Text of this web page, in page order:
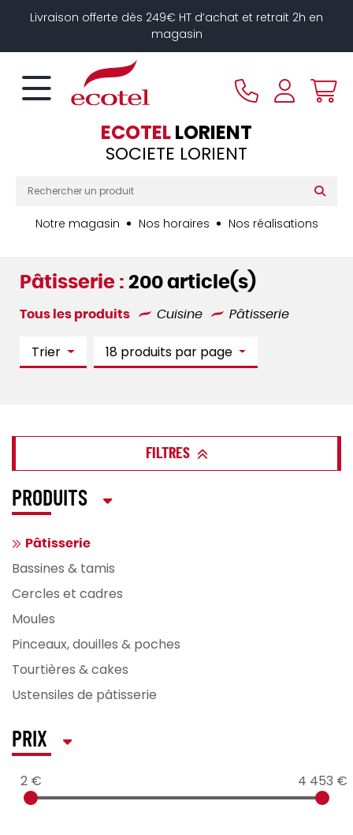
Livraison offerte dès 249€ HT d’achat et retrait 2h en
magasin
ECOTELLORIENT
SOCIETE LORIENT
Notre magasin Nos horaires Nos réalisations
Pâtisserie : 200 article(s)
Tous les produits Cuisine Pâtisserie
Trier 18 produits par page
FILTRES
PRODUITS
Pâtisserie
Bassines & tamis
Cercles et cadres
Moules
Pinceaux, douilles & poches
Tourtières & cakes
Ustensiles de pâtisserie
PRIX
2 € 4 453 €
Panneau de gestion des cookies